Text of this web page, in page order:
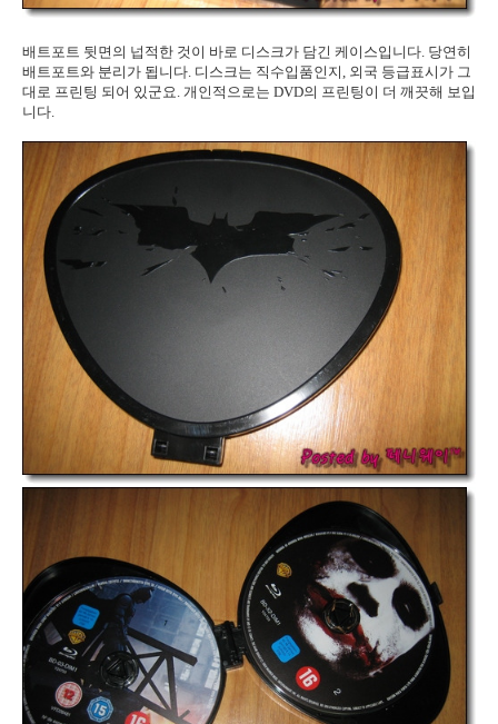
배트포트 뒷면의 넙적한 것이 바로 디스크가 담긴 케이스입니다. 당연히
배트포트와 분리가 됩니다. 디스크는 직수입품인지, 외국 등급표시가 그
대로 프린팅 되어 있군요. 개인적으로는 DVD의 프린팅이 더 깨끗해 보입
니다.